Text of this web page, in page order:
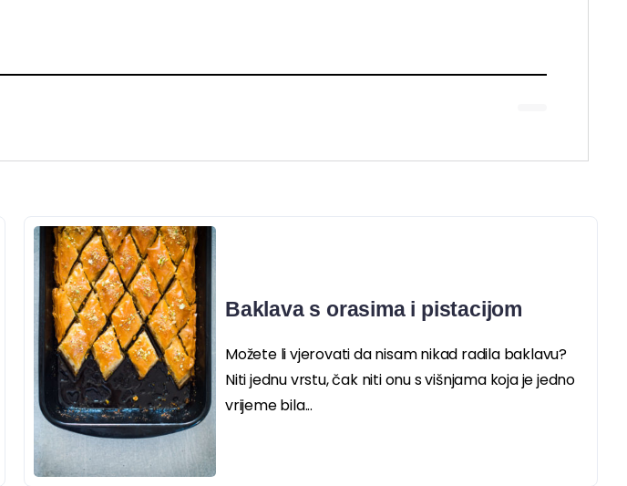
Baklava s orasima i pistacijom
Možete li vjerovati da nisam nikad radila baklavu?
Niti jednu vrstu, čak niti onu s višnjama koja je jedno
vrijeme bila...